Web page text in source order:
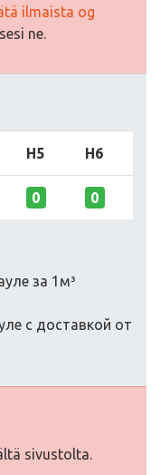
ilmaista og
ne.
H5 H6
0 0
за 1м³
с доставкой от
sivustolta.